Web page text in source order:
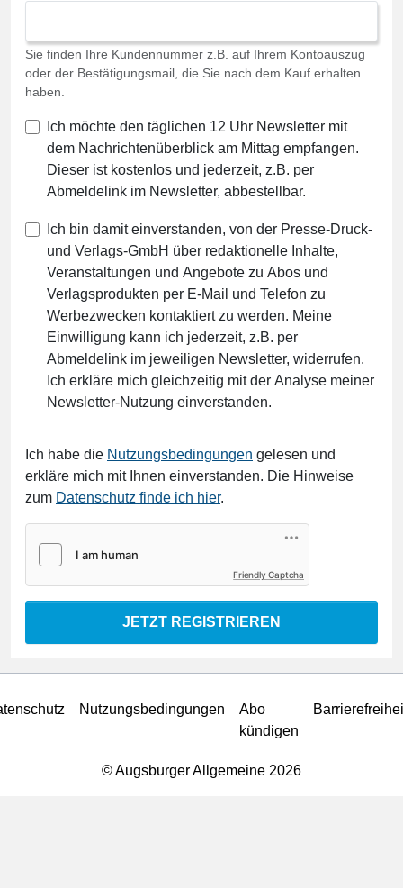
Sie finden Ihre Kundennummer z.B. auf Ihrem Kontoauszug
oder der Bestätigungsmail, die Sie nach dem Kauf erhalten
haben.
Ich möchte den täglichen 12 Uhr Newsletter mit
dem Nachrichtenüberblick am Mittag empfangen.
Dieser ist kostenlos und jederzeit, z.B. per
Abmeldelink im Newsletter, abbestellbar.
Ich bin damit einverstanden, von der Presse-Druck-
und Verlags-GmbH über redaktionelle Inhalte,
Veranstaltungen und Angebote zu Abos und
Verlagsprodukten per E-Mail und Telefon zu
Werbezwecken kontaktiert zu werden. Meine
Einwilligung kann ich jederzeit, z.B. per
Abmeldelink im jeweiligen Newsletter, widerrufen.
Ich erkläre mich gleichzeitig mit der Analyse meiner
Newsletter-Nutzung einverstanden.
Ich habe die Nutzungsbedingungen gelesen und
erkläre mich mit Ihnen einverstanden. Die Hinweise
zum Datenschutz finde ich hier.
Friendly Captcha
JETZT REGISTRIEREN
Nutzungsbedingungen
Abo
kündigen
© Augsburger Allgemeine 2026